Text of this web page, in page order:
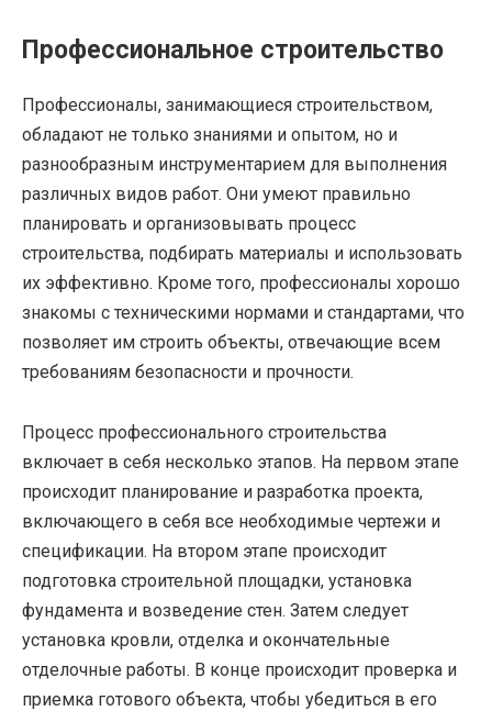
Профессиональное строительство
Профессионалы, занимающиеся строительством,
обладают не только знаниями и опытом, но и
разнообразным инструментарием для выполнения
различных видов работ. Они умеют правильно
планировать и организовывать процесс
строительства, подбирать материалы и использовать
их эффективно. Кроме того, профессионалы хорошо
знакомы с техническими нормами и стандартами, что
позволяет им строить объекты, отвечающие всем
требованиям безопасности и прочности.
Процесс профессионального строительства
включает в себя несколько этапов. На первом этапе
происходит планирование и разработка проекта,
включающего в себя все необходимые чертежи и
спецификации. На втором этапе происходит
подготовка строительной площадки, установка
фундамента и возведение стен. Затем следует
установка кровли, отделка и окончательные
отделочные работы. В конце происходит проверка и
приемка готового объекта, чтобы убедиться в его